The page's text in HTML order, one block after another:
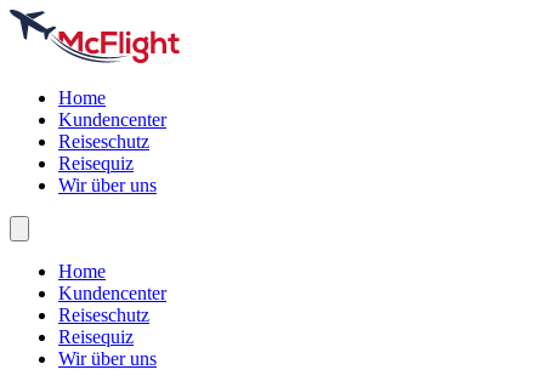
Home
Kundencenter
Reiseschutz
Reisequiz
Wir über uns
Home
Kundencenter
Reiseschutz
Reisequiz
Wir über uns